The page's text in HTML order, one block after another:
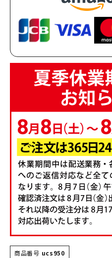
商品番号 ucs950